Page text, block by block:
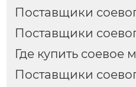
Поставщики
Поставщики
Где купить соевое
Поставщики